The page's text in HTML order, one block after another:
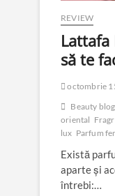
REVIEW
să te
octombrie
Beauty blog
oriental
lux Parfum
Există
aparte și
întrebi:…